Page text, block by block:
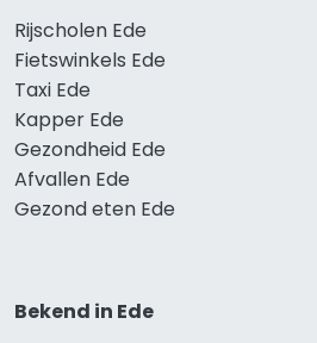
Rijscholen Ede
Fietswinkels Ede
Taxi Ede
Kapper Ede
Gezondheid Ede
Afvallen Ede
Gezond eten Ede
Bekend in Ede